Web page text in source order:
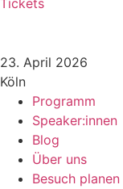
Tickets
23. April 2026
Köln
Programm
Speaker:innen
Blog
Über uns
Besuch planen